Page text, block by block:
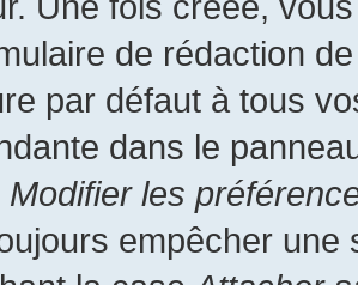
de rédaction
par défaut à tous
dans le
les
empêcher une